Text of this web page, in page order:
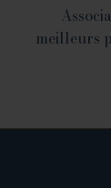
meilleurs